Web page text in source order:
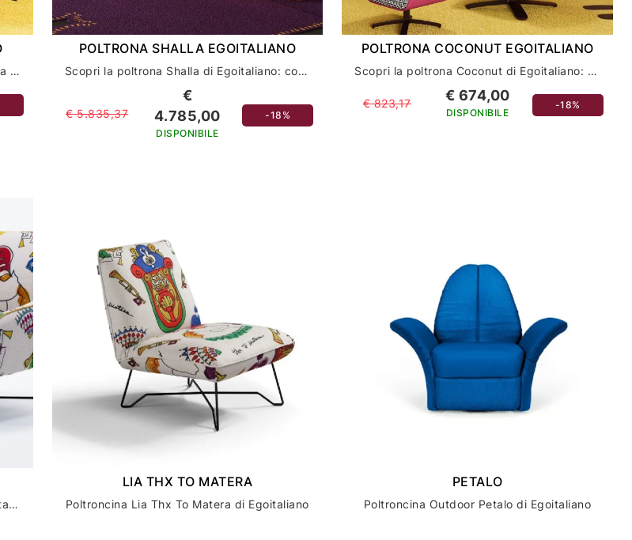
Crea atmosfera di lusso in casa tua con la poltrona Mariu' di Egoitaliano
POLTRONA SHALLA EGOITALIANO
Scopri la poltrona Shalla di Egoitaliano: comfort e design per arredare la tua casa con stile
€ 5.835,37
€
4.785,00
DISPONIBILE
-18%
POLTRONA COCONUT EGOITALIANO
Scopri la poltrona Coconut di Egoitaliano: design e comfort per il tuo arredamento casa
€ 823,17 € 674,00
DISPONIBILE
-18%
Poltroncina Namy Thx To Matera di Egoitaliano
LIA THX TO MATERA
Poltroncina Lia Thx To Matera di Egoitaliano
PETALO
Poltroncina Outdoor Petalo di Egoitaliano